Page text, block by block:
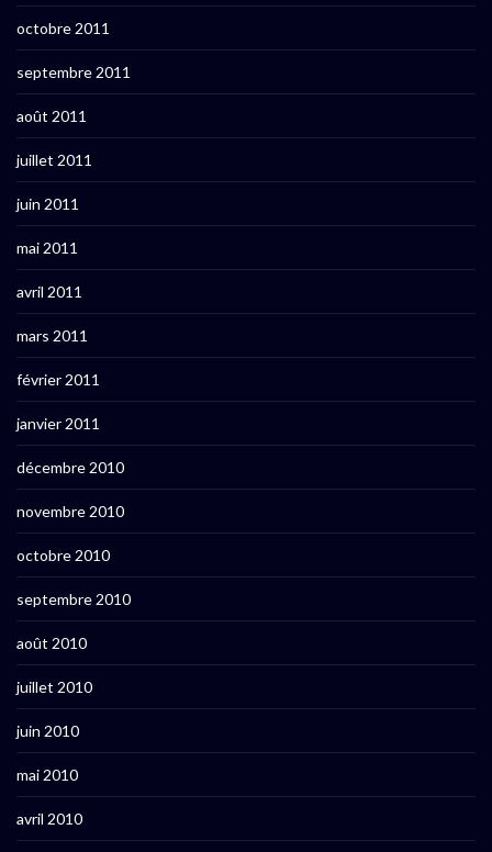
octobre 2011
septembre 2011
août 2011
juillet 2011
juin 2011
mai 2011
avril 2011
mars 2011
février 2011
janvier 2011
décembre 2010
novembre 2010
octobre 2010
septembre 2010
août 2010
juillet 2010
juin 2010
mai 2010
avril 2010